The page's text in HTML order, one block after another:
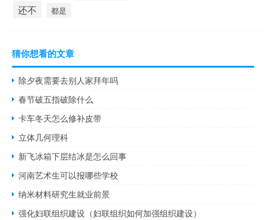
还不 都是
猜你想看的文章
除夕夜需要去别人家拜年吗
春节破五指破除什么
卡车冬天怎么修补皮带
立体几何理科
新飞冰箱下层结冰是怎么回事
河南艺术生可以报哪些学校
纳米材料研究生就业前景
强化妇联组织建设（妇联组织如何加强组织建设）